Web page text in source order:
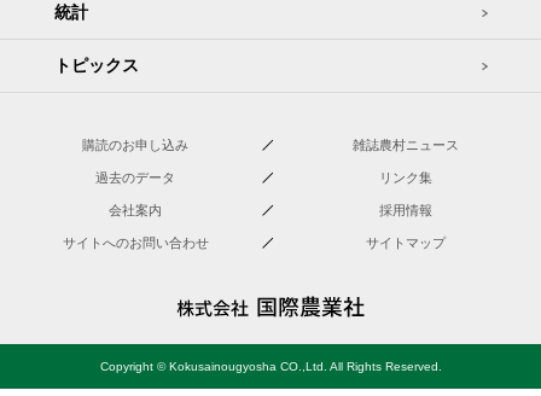
統計
トピックス
購読のお申し込み 雑誌農村ニュース
過去のデータ リンク集
会社案内 採用情報
サイトへのお問い合わせ サイトマップ
Copyright © Kokusainougyosha CO.,Ltd. All Rights Reserved.